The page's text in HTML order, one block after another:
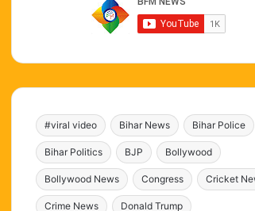
#viral video Bihar News Bihar Police
Bihar Politics BJP Bollywood
Bollywood News Congress Cricket
Crime News Donald Trump